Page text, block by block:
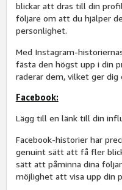
blickar att dras till din
följare om att du hjälper
personlighet.
Med Instagram-
fästa den högst upp i din
raderar dem, vilket ger
Facebook:
Lägg till en länk till din
Facebook-historier har
genuint sätt att få fler
sätt att påminna dina
möjlighet att visa upp din